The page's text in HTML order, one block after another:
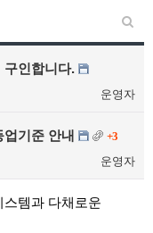
구인합니다.
운영자
기준 안내 +3
운영자
템과 다채로운